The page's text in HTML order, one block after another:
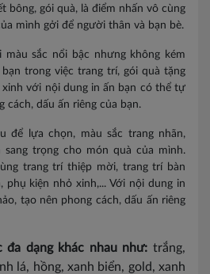
bông, gói quà, là điểm nhấn vô cùng
mình gởi để người thân và bạn bè.
sắc nổi bậc nhưng không kém
trong việc trang trí, gói quà tặng
với nội dung in ấn bạn có thể tự
cách, dấu ấn riêng của bạn.
để lựa chọn, màu sắc trang nhãn,
sang trọng cho món quà của mình.
trang trí thiệp mời, trang trí bàn
phụ kiện nhỏ xinh,... Với nội dung in
tạo nên phong cách, dấu ấn riêng
đa dạng khác nhau như: trắng,
lá, hồng, xanh biển, gold, xanh